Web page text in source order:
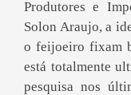
Produtores e
Solon Araujo, a
o feijoeiro fixam
está totalmente
pesquisa nos